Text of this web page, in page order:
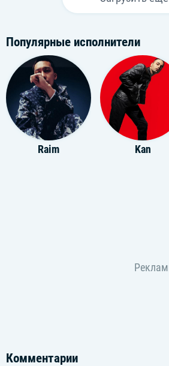
Популярные исполнители
Raim Kan
Комментарии